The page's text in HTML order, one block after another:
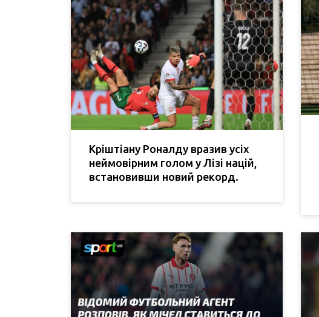
Кріштіану Роналду вразив усіх
неймовірним голом у Лізі націй,
встановивши новий рекорд.